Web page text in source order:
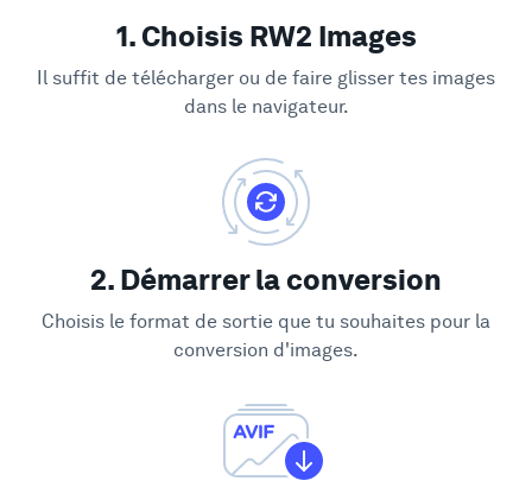
1. Choisis RW2 Images
Il suffit de télécharger ou de faire glisser tes images
dans le navigateur.
2. Démarrer la conversion
Choisis le format de sortie que tu souhaites pour la
conversion d'images.